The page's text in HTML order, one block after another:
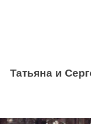
Татьяна и